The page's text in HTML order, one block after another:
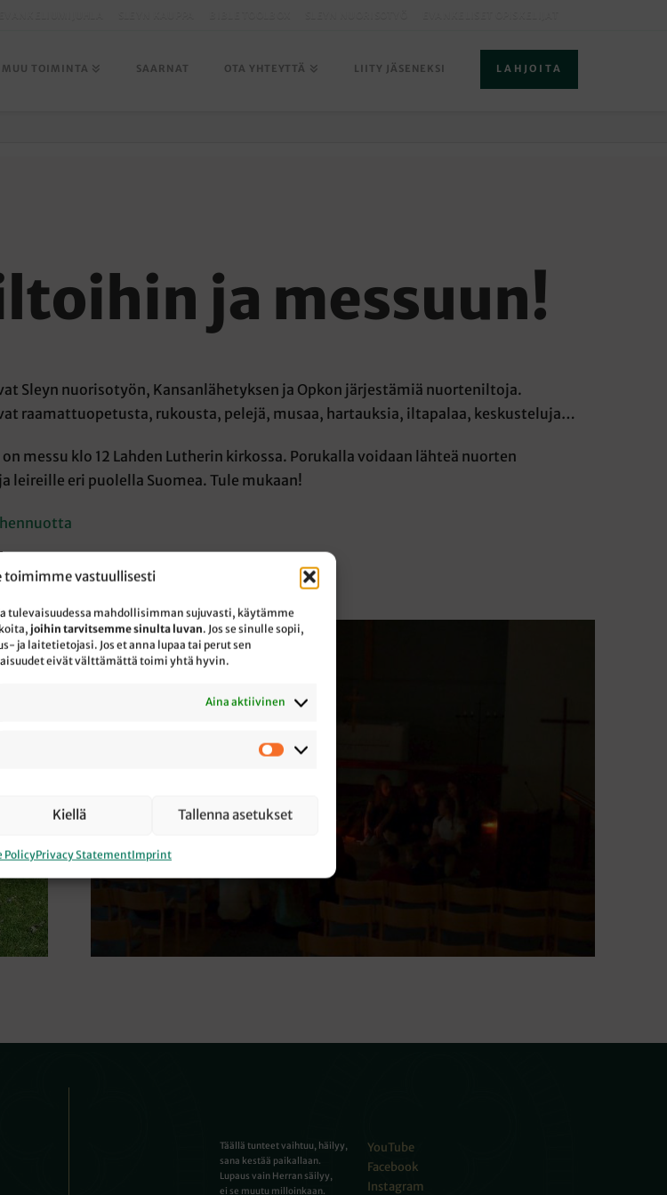
toimimme vastuullisesti
tulevaisuudessa mahdollisimman sujuvasti, käytämme
joihin tarvitsemme sinulta luvan. Jos se sinulle sopii,
ja laitetietojasi. Jos et anna lupaa tai perut sen
eivät välttämättä toimi yhtä hyvin.
Aina aktiivinen
Tilastot
Kiellä Tallenna asetukset
PolicyPrivacy StatementImprint
MUU TOIMINTA SAARNAT OTA YHTEYTTÄ LIITY JÄSENEKSI LAHJOITA
ja messuun!
Sleyn nuorisotyön, Kansanlähetyksen ja Opkon järjestämiä nuorteniltoja.
raamattuopetusta, rukousta, pelejä, musaa, hartauksia, iltapalaa, keskusteluja…
messu klo 12 Lahden Lutherin kirkossa. Porukalla voidaan lähteä nuorten
leireille eri puolella Suomea. Tule mukaan!
Täällä tunteet vaihtuu, häilyy,
sana kestää paikallaan.
Lupaus vain Herran säilyy,
ei se muutu milloinkaan.
YouTube
Facebook
Instagram